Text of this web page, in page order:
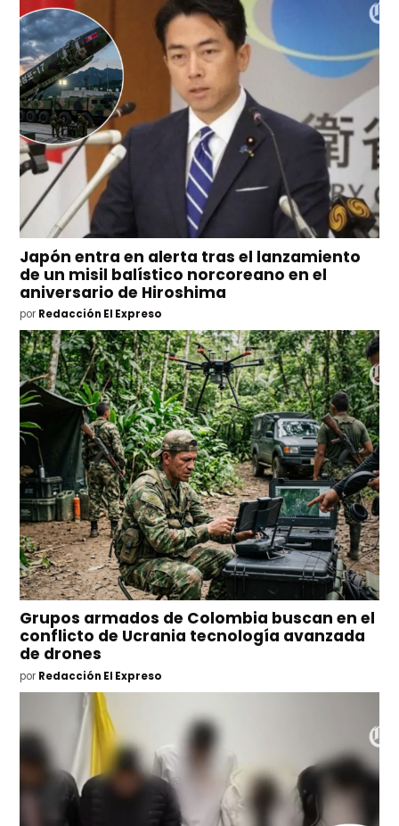
Japón entra en alerta tras el lanzamiento
de un misil balístico norcoreano en el
aniversario de Hiroshima
por Redacción El Expreso
Grupos armados de Colombia buscan en el
conflicto de Ucrania tecnología avanzada
de drones
por Redacción El Expreso